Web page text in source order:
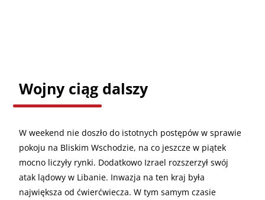
Wojny ciąg dalszy
W weekend nie doszło do istotnych postępów w sprawie
pokoju na Bliskim Wschodzie, na co jeszcze w piątek
mocno liczyły rynki. Dodatkowo Izrael rozszerzył swój
atak lądowy w Libanie. Inwazja na ten kraj była
największa od ćwierćwiecza. W tym samym czasie